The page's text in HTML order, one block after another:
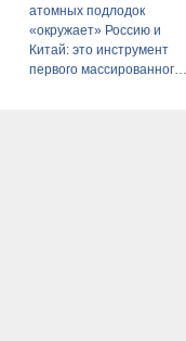
атомных подлодок
«окружает» Россию и
Китай: это инструмент
первого массированного